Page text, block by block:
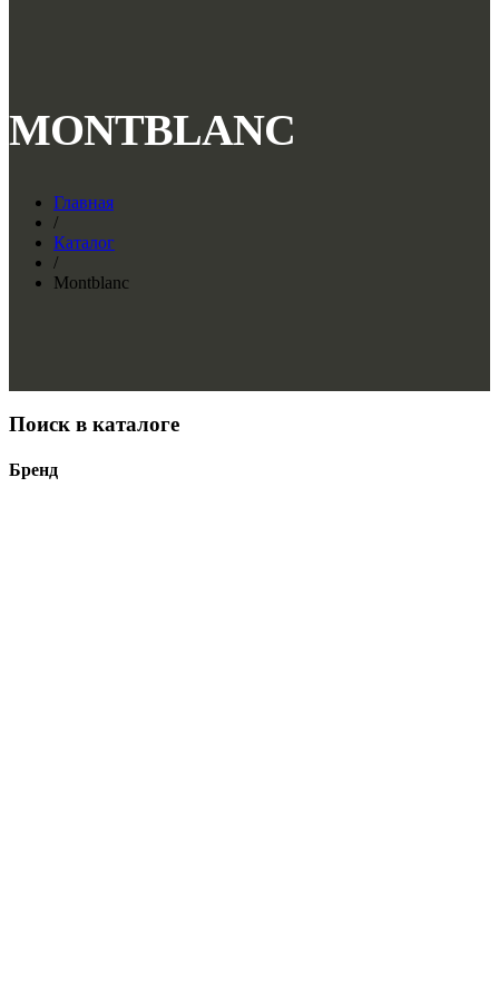
MONTBLANC
Главная
/
Каталог
/
Montblanc
Поиск в каталоге
Бренд